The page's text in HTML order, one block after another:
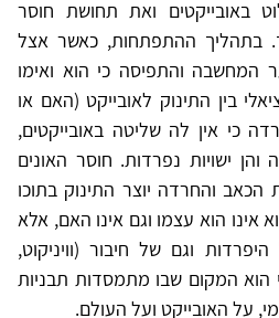
באובייקטים ואת תחושת חוסר
בתהליך ההתפתחות, כאשר אצל
המחשבה והתפיסה כי הוא ואימו
בין התינוק לאובייקט (האם או
כי אין לה שליטה באובייקטים,
ישויות נפרדות. חוסר האונים
הכאב והחרדה יוצר התינוק בתוכו
אינו הוא עצמו וגם אינו האם, אלא
וגם של חיבור (וויניקוט,
הוא המקום שבו מתמסדות תבניות
על האובייקט ועל העולם.